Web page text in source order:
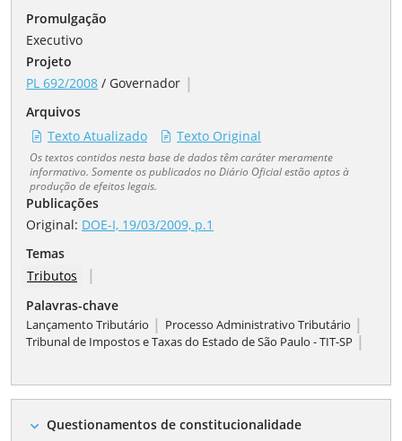
Promulgação
Executivo
Projeto
PL 692/2008 / Governador |
Arquivos
Texto Atualizado
Texto Original
Os textos contidos nesta base de dados têm caráter meramente
informativo. Somente os publicados no Diário Oficial estão aptos à
produção de efeitos legais.
Publicações
Original: DOE-I, 19/03/2009, p.1
Temas
Tributos
|
Palavras-chave
Lançamento Tributário | Processo Administrativo Tributário |
Tribunal de Impostos e Taxas do Estado de São Paulo - TIT-SP |
expand_more Questionamentos de constitucionalidade